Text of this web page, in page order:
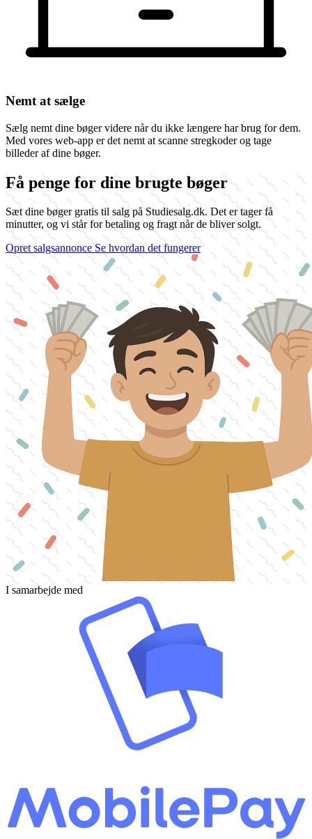
Nemt at sælge
Sælg nemt dine bøger videre når du ikke længere har brug for dem.
Med vores web-app er det nemt at scanne stregkoder og tage
billeder af dine bøger.
Få penge for dine brugte bøger
Sæt dine bøger gratis til salg på Studiesalg.dk. Det er tager få
minutter, og vi står for betaling og fragt når de bliver solgt.
Opret salgsannonce Se hvordan det fungerer
I samarbejde med